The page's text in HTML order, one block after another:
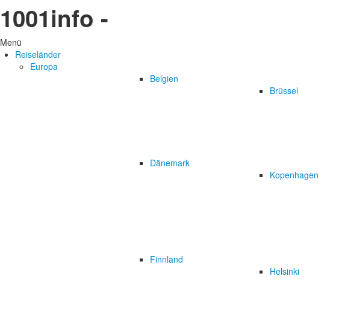
1001info -
Menü
Reiseländer
Europa
Belgien
Brüssel
Dänemark
Kopenhagen
Finnland
Helsinki